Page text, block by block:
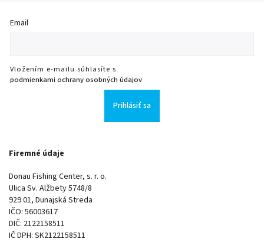
Email
Vložením e-mailu súhlasíte s
podmienkami ochrany osobných údajov
Prihlásiť sa
Firemné údaje
Donau Fishing Center, s. r. o.
Ulica Sv. Alžbety 5748/8
929 01, Dunajská Streda
IČO: 56003617
DIČ: 2122158511
IČ DPH: SK2122158511